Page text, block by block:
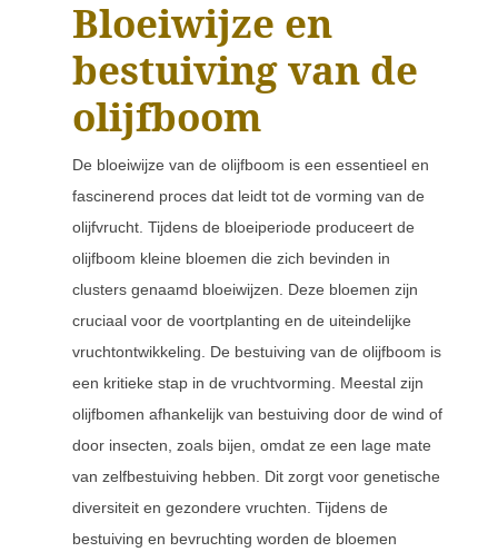
Bloeiwijze en
bestuiving van de
olijfboom
De bloeiwijze van de olijfboom is een essentieel en
fascinerend proces dat leidt tot de vorming van de
olijfvrucht. Tijdens de bloeiperiode produceert de
olijfboom kleine bloemen die zich bevinden in
clusters genaamd bloeiwijzen. Deze bloemen zijn
cruciaal voor de voortplanting en de uiteindelijke
vruchtontwikkeling. De bestuiving van de olijfboom is
een kritieke stap in de vruchtvorming. Meestal zijn
olijfbomen afhankelijk van bestuiving door de wind of
door insecten, zoals bijen, omdat ze een lage mate
van zelfbestuiving hebben. Dit zorgt voor genetische
diversiteit en gezondere vruchten. Tijdens de
bestuiving en bevruchting worden de bloemen